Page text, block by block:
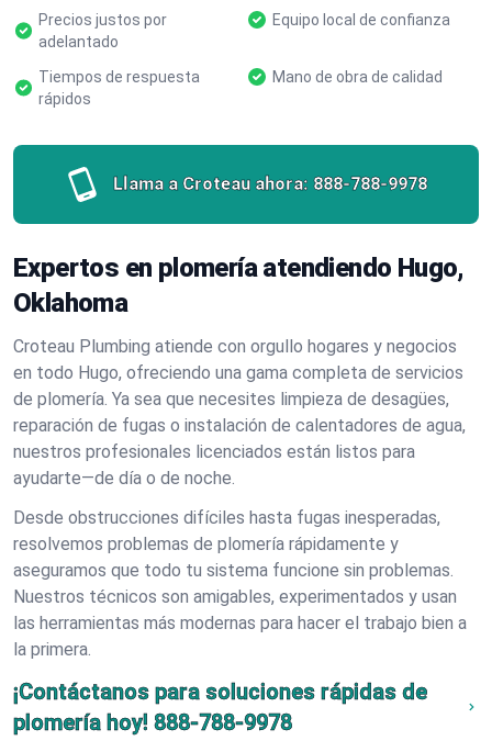
Precios justos por
adelantado
Equipo local de confianza
Tiempos de respuesta
rápidos
Mano de obra de calidad
Llama a Croteau ahora: 888-788-9978
Expertos en plomería atendiendo Hugo,
Oklahoma
Croteau Plumbing atiende con orgullo hogares y negocios
en todo Hugo, ofreciendo una gama completa de servicios
de plomería. Ya sea que necesites limpieza de desagües,
reparación de fugas o instalación de calentadores de agua,
nuestros profesionales licenciados están listos para
ayudarte—de día o de noche.
Desde obstrucciones difíciles hasta fugas inesperadas,
resolvemos problemas de plomería rápidamente y
aseguramos que todo tu sistema funcione sin problemas.
Nuestros técnicos son amigables, experimentados y usan
las herramientas más modernas para hacer el trabajo bien a
la primera.
¡Contáctanos para soluciones rápidas de
plomería hoy! 888-788-9978